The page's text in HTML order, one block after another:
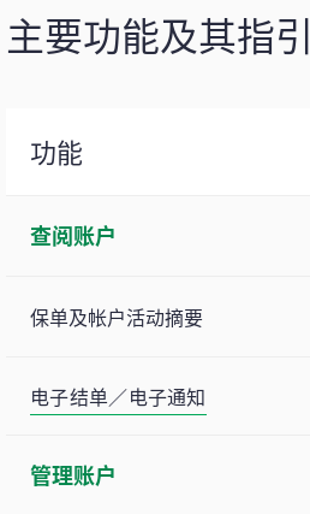
主要功能及其指引
功能
查阅账户
保单及帐户活动摘要
电子结单／电子通知
管理账户